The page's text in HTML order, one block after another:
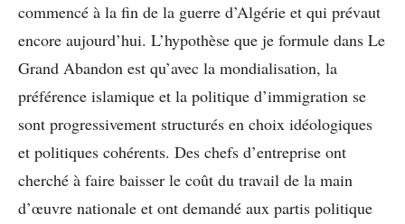
commencé à la fin de la guerre d’Algérie et qui prévaut
encore aujourd’hui. L’hypothèse que je formule dans Le
Grand Abandon est qu’avec la mondialisation, la
préférence islamique et la politique d’immigration se
sont progressivement structurés en choix idéologiques
et politiques cohérents. Des chefs d’entreprise ont
cherché à faire baisser le coût du travail de la main
d’œuvre nationale et ont demandé aux partis politique